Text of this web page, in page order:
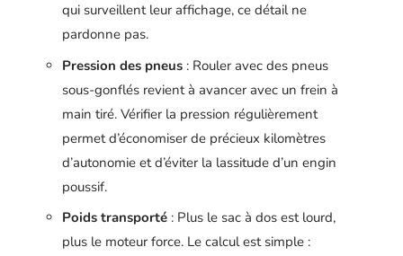
qui surveillent leur affichage, ce détail ne
pardonne pas.
Pression des pneus : Rouler avec des pneus
sous-gonflés revient à avancer avec un frein à
main tiré. Vérifier la pression régulièrement
permet d’économiser de précieux kilomètres
d’autonomie et d’éviter la lassitude d’un engin
poussif.
Poids transporté : Plus le sac à dos est lourd,
plus le moteur force. Le calcul est simple :